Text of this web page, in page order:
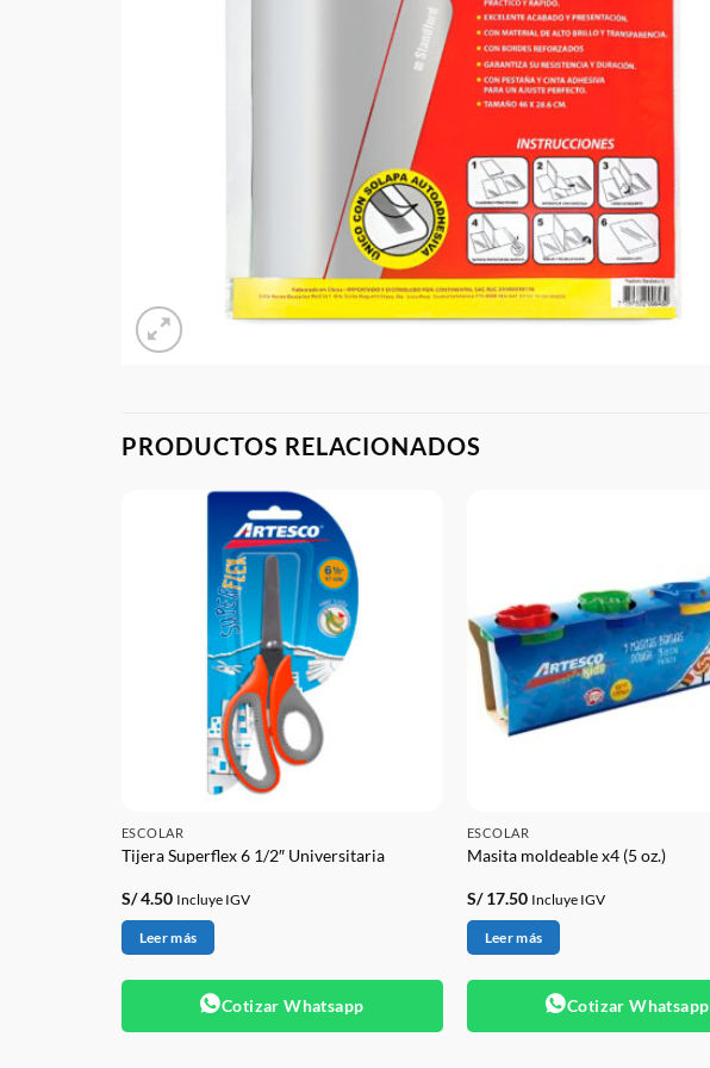
PRODUCTOS RELACIONADOS
ESCOLAR
Tijera Superflex 6 1/2″ Universitaria
S/4.50 Incluye IGV
Leer más
Cotizar Whatsapp
ESCOLAR
Masita moldeable x4 (5 oz.)
S/17.50 Incluye IGV
Leer más
Cotizar Whatsapp